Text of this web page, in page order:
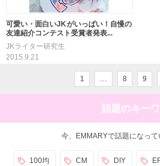
可愛い・面白いJKがいっぱい！自慢の
友達紹介コンテスト受賞者発表...
JKライター研究生
2015.9.21
1 … 8 9
話題のキー
今、EMMARYで話題になっ
100均 CM DIY